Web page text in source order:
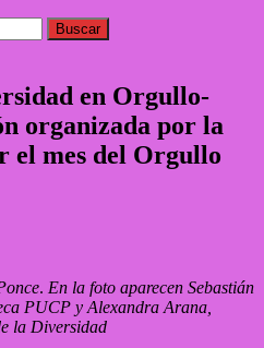
en Orgullo-
organizada por la
el mes del Orgullo
. En la foto aparecen Sebastián
PUCP y Alexandra Arana,
la Diversidad